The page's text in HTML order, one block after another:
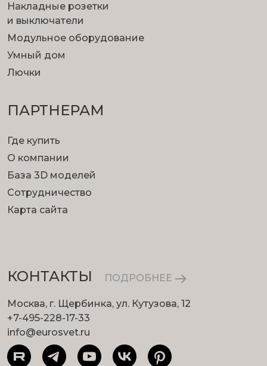
Накладные розетки
и выключатели
Модульное оборудование
Умный дом
Лючки
ПАРТНЕРАМ
Где купить
О компании
База 3D моделей
Сотрудничество
Карта сайта
КОНТАКТЫ ПОДРОБНЕЕ
Москва, г. Щербинка, ул. Кутузова, 12
+7-495-228-17-33
info@eurosvet.ru